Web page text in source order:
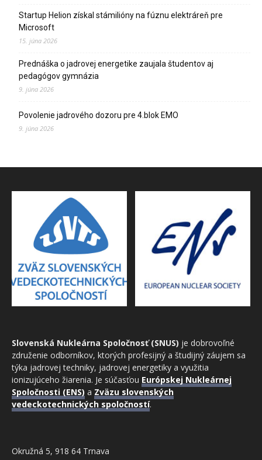
Startup Helion získal stámilióny na fúznu elektráreň pre
Microsoft
15. júna 2026
Prednáška o jadrovej energetike zaujala študentov aj
pedagógov gymnázia
9. júna 2026
Povolenie jadrového dozoru pre 4.blok EMO
9. júna 2026
Slovenská Nukleárna Spoločnosť (SNUS) je dobrovoľné
združenie odborníkov, ktorých profesijný a študijný záujem sa
týka jadrovej techniky, jadrovej energetiky a využitia
ionizujúceho žiarenia. Je súčasťou Európskej Nukleárnej
Spoločnosti (ENS) a Zväzu slovenských
vedeckotechnických spoločností.
Okružná 5, 918 64 Trnava